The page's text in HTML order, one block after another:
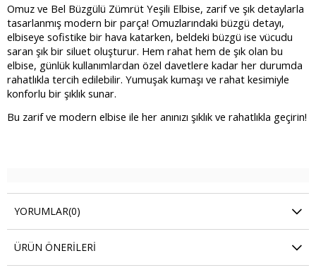
Omuz ve Bel Büzgülü Zümrüt Yeşili Elbise, zarif ve şık detaylarla
tasarlanmış modern bir parça! Omuzlarındaki büzgü detayı,
elbiseye sofistike bir hava katarken, beldeki büzgü ise vücudu
saran şık bir siluet oluşturur. Hem rahat hem de şık olan bu
elbise, günlük kullanımlardan özel davetlere kadar her durumda
rahatlıkla tercih edilebilir. Yumuşak kumaşı ve rahat kesimiyle
konforlu bir şıklık sunar.
Bu zarif ve modern elbise ile her anınızı şıklık ve rahatlıkla geçirin!
YORUMLAR(0)
ÜRÜN ÖNERILERI